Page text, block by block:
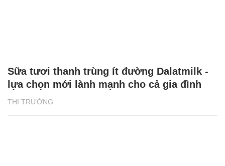
THỊ TRƯỜNG
Sữa tươi thanh trùng ít đường Dalatmilk -
lựa chọn mới lành mạnh cho cả gia đình